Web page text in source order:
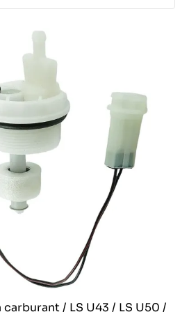
/ LS U43 / LS U50 /